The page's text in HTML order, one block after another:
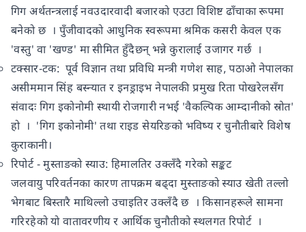
गिग अर्थतन्त्रलाई नवउदारवादी बजारको एउटा विशिष्ट ढाँचाका रूपमा
बनेको छ । पुँजीवादको आधुनिक स्वरूपमा श्रमिक कसरी केवल एक
'वस्तु' वा 'खण्ड' मा सीमित हुँदैछन् भन्ने कुरालाई उजागर गर्छ ।
टक्सार-टक: पूर्व विज्ञान तथा प्रविधि मन्त्री गणेश साह, पठाओ नेपालका
असीममान सिंह बस्न्यात र इनड्राइभ नेपालकी प्रमुख रिता पोखरेलसँग
संवादः गिग इकोनोमी स्थायी रोजगारी नभई 'वैकल्पिक आम्दानीको स्रोत'
हो । 'गिग इकोनोमी' तथा राइड सेयरिङको भविष्य र चुनौतीबारे विशेष
कुराकानी।
रिपोर्ट - मुस्ताङको स्याउ: हिमालतिर उक्लँदै गरेको सङ्कट
जलवायु परिवर्तनका कारण तापक्रम बढ्दा मुस्ताङको स्याउ खेती तल्लो
भेगबाट बिस्तारै माथिल्लो उचाइतिर उक्लँदै छ । किसानहरूले सामना
गरिरहेको यो वातावरणीय र आर्थिक चुनौतीको स्थलगत रिपोर्ट ।